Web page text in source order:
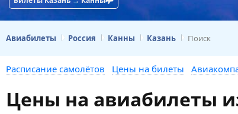
Авиабилеты Россия Канны Казань Поиск
Расписание самолётов Цены на билеты
Цены на авиабилеты